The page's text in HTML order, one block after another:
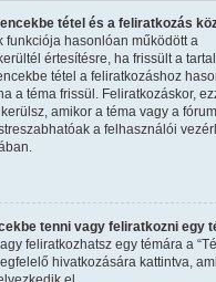
tétel és a feliratkozás
funkciója hasonlóan működött a
értesítésre, ha frissült a
tétel a feliratkozáshoz
a téma frissül. Feliratkozáskor,
amikor a téma vagy a
a felhasználói
tenni vagy feliratkozni egy
feliratkozhatsz egy témára a
hivatkozására kattintva,